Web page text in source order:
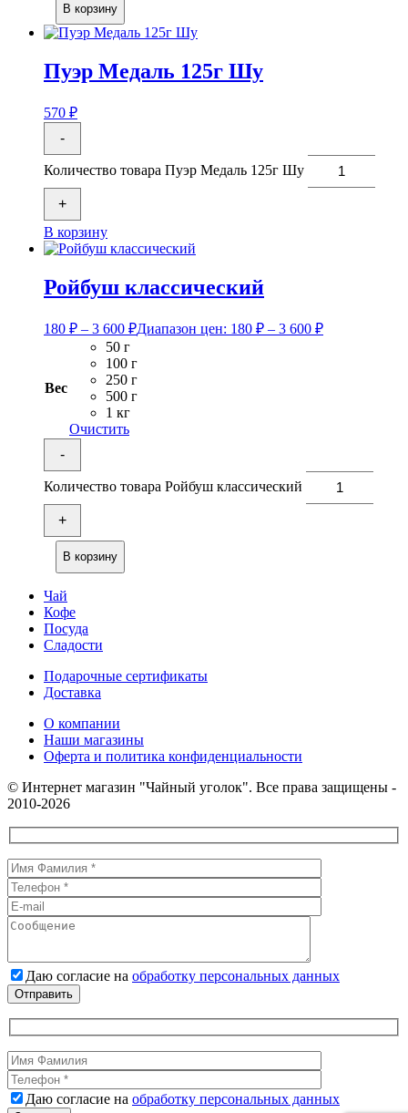
В корзину
Пуэр Медаль 125г Шу
570 ₽
-
Количество товара Пуэр Медаль 125г Шу
+
В корзину
Ройбуш классический
180 ₽ – 3 600 ₽Диапазон цен: 180 ₽ – 3 600 ₽
Вес
50 г
100 г
250 г
500 г
1 кг
Очистить
-
Количество товара Ройбуш классический
+
В корзину
Чай
Кофе
Посуда
Сладости
Подарочные сертификаты
Доставка
О компании
Наши магазины
Оферта и политика конфиденциальности
© Интернет магазин "Чайный уголок". Все права защищены -
2010-2026
Даю согласие на обработку персональных данных
Даю согласие на обработку персональных данных